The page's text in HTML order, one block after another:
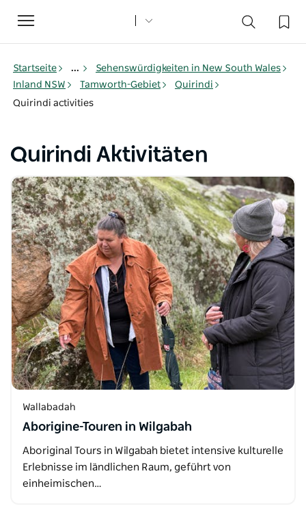
Toggle
navigation
Startseite ...
Sehenswürdigkeiten in New South Wales
Inland NSW
Tamworth-Gebiet
Quirindi
Quirindi activities
Quirindi Aktivitäten
Wallabadah
Aborigine-Touren in Wilgabah
Aboriginal Tours in Wilgabah bietet intensive kulturelle
Erlebnisse im ländlichen Raum, geführt von
einheimischen…